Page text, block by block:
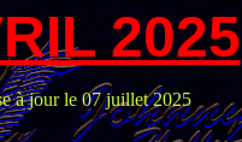
2025
à jour le 07 juillet 2025